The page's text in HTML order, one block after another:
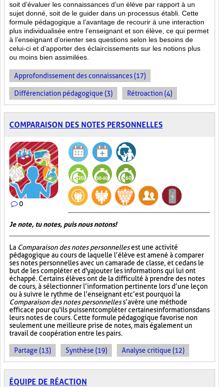
soit d’évaluer les connaissances d’un élève par rapport à un
sujet donné, soit de le guider dans un processus établi. Cette
formule pédagogique a l’avantage de recourir à une interaction
plus individualisée entre l’enseignant et son élève, ce qui permet
à l’enseignant d’orienter ses questions selon les besoins de
celui-ci et d’apporter des éclaircissements sur les notions plus
ou moins bien assimilées.
Approfondissement des connaissances (17)
Différenciation pédagogique (3) Rétroaction (4)
COMPARAISON DES NOTES PERSONNELLES
0
Je note, tu notes, puis nous notons!
La Comparaison des notes personnellesest une activité
pédagogique au cours de laquelle l’élève est amené à comparer
ses notes personnelles avec un camarade de classe, et ce dans le
but de les compléter et d'y ajouter les informations qui lui ont
échappé. Certains élèves ont de la difficulté à prendre des notes
de cours, à sélectionner l’information pertinente lors d’une leçon
ou à suivre le rythme de l’enseignant et c’est pourquoi la
Comparaison des notes personnelless’avère une méthode
efficace pour qu'ils puissent compléter certaines informations dans
leurs notes de cours. Cette formule pédagogique favorise non
seulement une meilleure prise de notes, mais également un
travail de coopération entre les pairs.
Partage (13) Synthèse (19) Analyse critique (12)
ÉQUIPE DE RÉACTION